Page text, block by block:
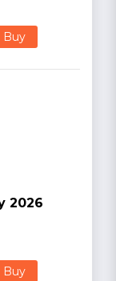
Buy
2026
Buy